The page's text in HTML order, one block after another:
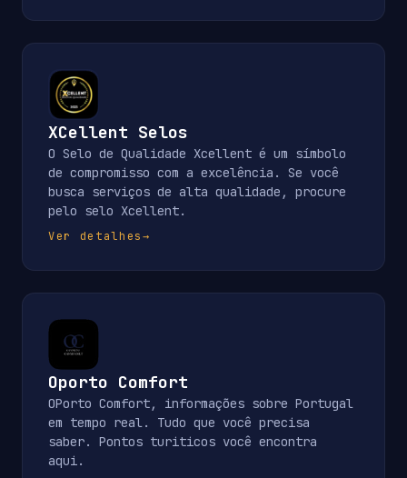
XCellent Selos
O Selo de Qualidade Xcellent é um símbolo
de compromisso com a excelência. Se você
busca serviços de alta qualidade, procure
pelo selo Xcellent.
Ver detalhes→
Oporto Comfort
OPorto Comfort, informações sobre Portugal
em tempo real. Tudo que você precisa
saber. Pontos turiticos você encontra
aqui.